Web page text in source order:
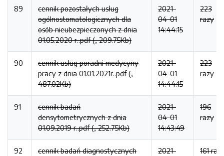
89
cennik pozostałych usług
ogólnostomatologicznych dla
osób nieubezpieczonych z dnia
01.05.2020 r..pdf (, 209.75Kb)
2021-
04-01
14:44:15
223
razy
90
cennik usług poradni medycyny
pracy z dnia 01.01.2021r..pdf (,
487.02Kb)
2021-
04-01
14:44:15
223
razy
91
cennik badań
densytometrycznych z dnia
01.09.2019 r..pdf (, 252.75Kb)
2021-
04-01
14:43:49
196
razy
92
cennik badań diagnostycznych
2021-
161